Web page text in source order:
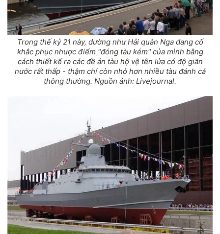
Trong thế kỷ 21 này, dường như Hải quân Nga đang cố
khắc phục nhược điểm "đóng tàu kém" của mình bằng
cách thiết kế ra các đề án tàu hộ vệ tên lửa có độ giãn
nước rất thấp - thậm chí còn nhỏ hơn nhiều tàu đánh cá
thông thường. Nguồn ảnh: Livejournal.